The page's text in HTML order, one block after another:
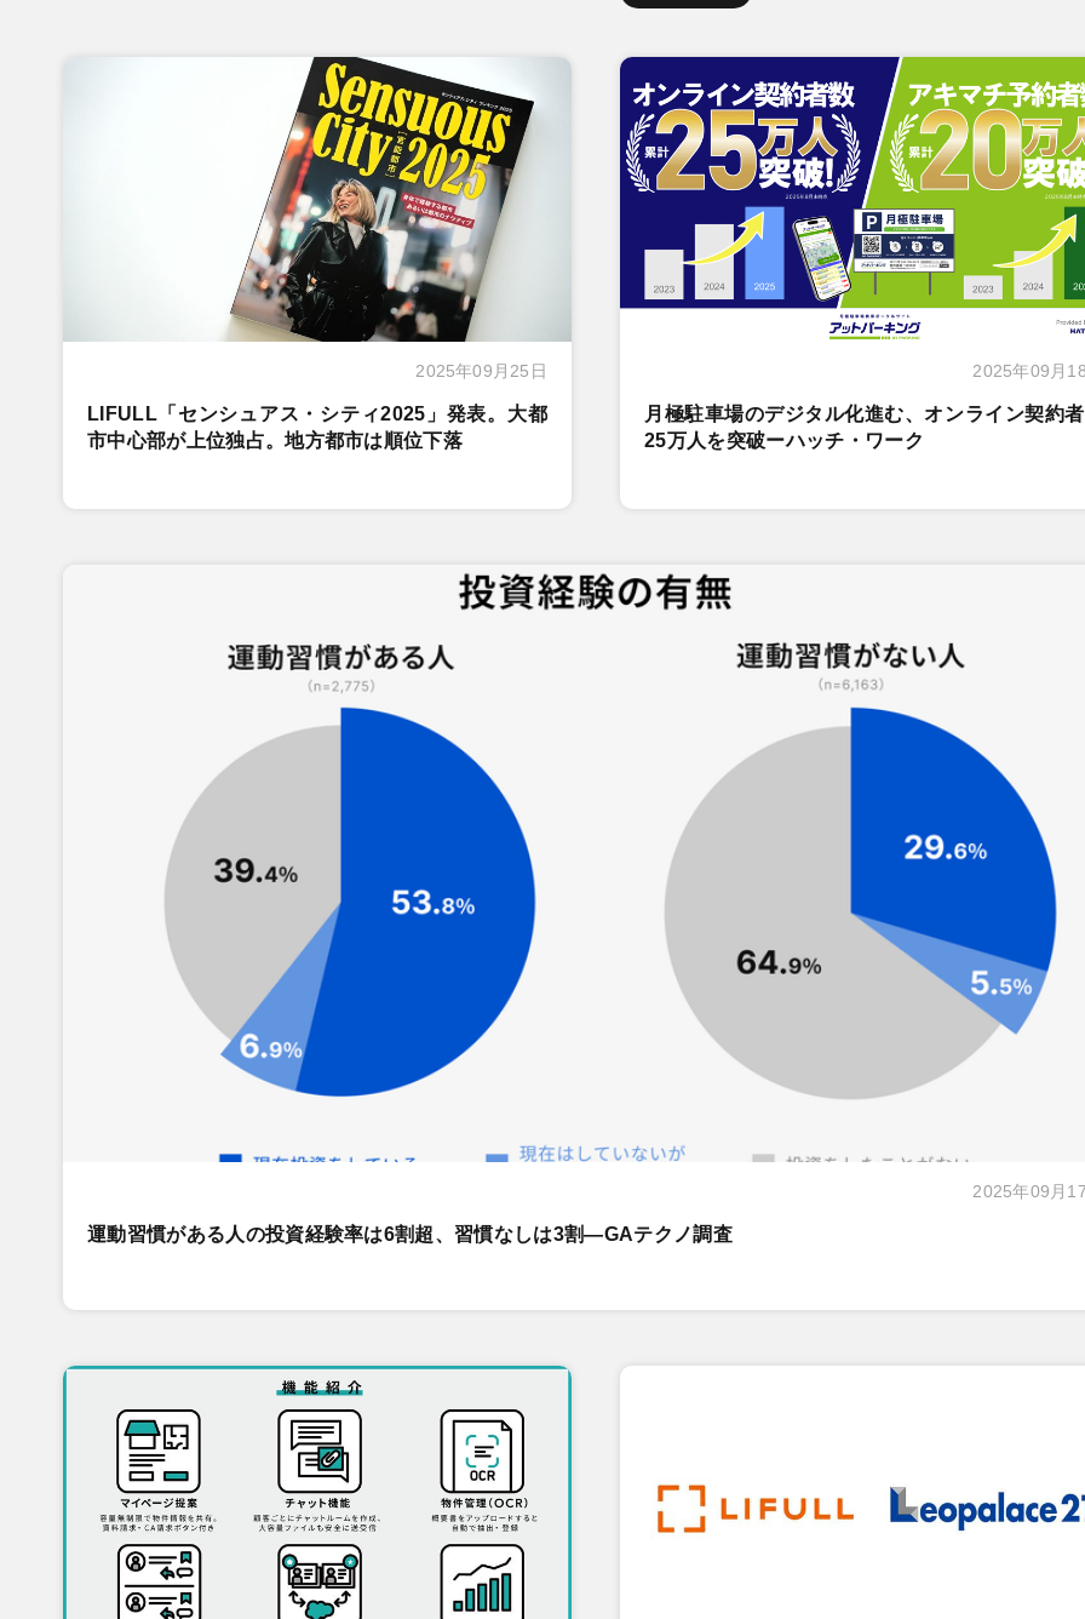
2025年09月25日
LIFULL「センシュアス・シティ2025」発表。大都
市中心部が上位独占。地方都市は順位下落
2025年09月
月極駐車場のデジタル化進む、オンライン契約
25万人を突破ーハッチ・ワーク
2025年09月
運動習慣がある人の投資経験率は6割超、習慣なしは3割―GAテクノ調査